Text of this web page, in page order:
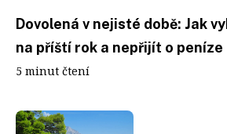
Dovolená v nejisté době: Jak
na příští rok a nepřijít o peníze
5 minut čtení